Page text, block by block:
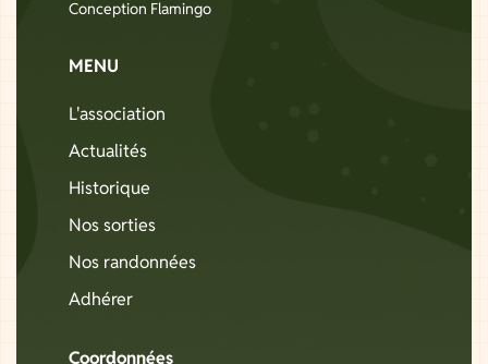
Conception Flamingo
MENU
L'association
Actualités
Historique
Nos sorties
Nos randonnées
Adhérer
Coordonnées